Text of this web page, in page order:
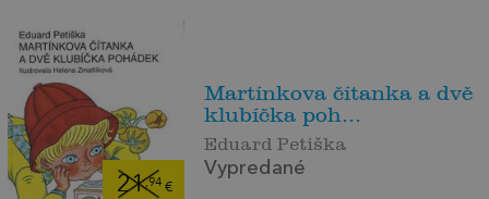
21,94€
Martínkova čítanka a dvě
klubíčka poh...
Eduard Petiška
Vypredané